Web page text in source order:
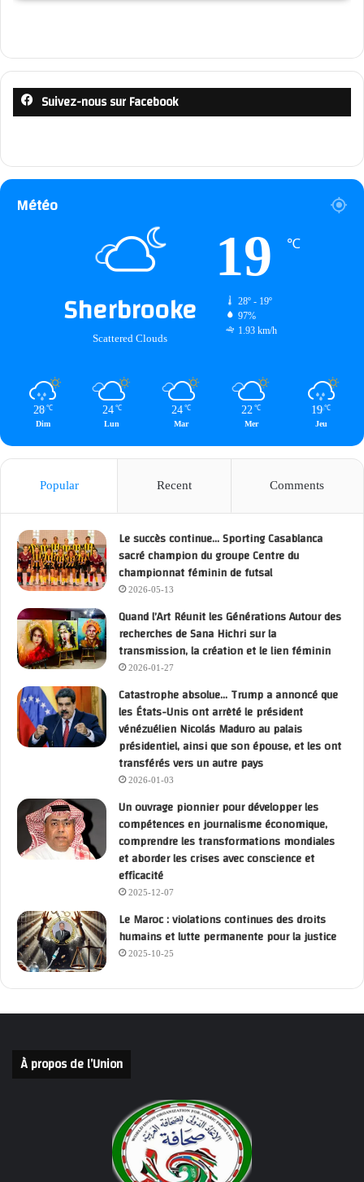
Suivez-nous sur Facebook
Météo
Sherbrooke
Scattered Clouds
19 ℃
28º - 19º
97%
1.93 km/h
28 ℃
Dim
24 ℃
Lun
24 ℃
Mar
22 ℃
Mer
19 ℃
Jeu
Popular Recent Comments
Le succès continue… Sporting Casablanca
sacré champion du groupe Centre du
championnat féminin de futsal
2026-05-13
Quand l’Art Réunit les Générations Autour des
recherches de Sana Hichri sur la
transmission, la création et le lien féminin
2026-01-27
Catastrophe absolue… Trump a annoncé que
les États-Unis ont arrêté le président
vénézuélien Nicolás Maduro au palais
présidentiel, ainsi que son épouse, et les ont
transférés vers un autre pays
2026-01-03
Un ouvrage pionnier pour développer les
compétences en journalisme économique,
comprendre les transformations mondiales
et aborder les crises avec conscience et
efficacité
2025-12-07
Le Maroc : violations continues des droits
humains et lutte permanente pour la justice
2025-10-25
À propos de l’Union